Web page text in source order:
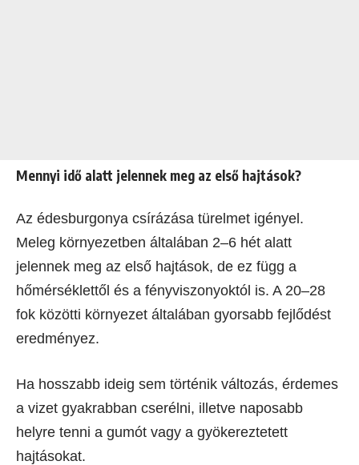
Mennyi idő alatt jelennek meg az első hajtások?
Az édesburgonya csírázása türelmet igényel.
Meleg környezetben általában 2–6 hét alatt
jelennek meg az első hajtások, de ez függ a
hőmérséklettől és a fényviszonyoktól is. A 20–28
fok közötti környezet általában gyorsabb fejlődést
eredményez.
Ha hosszabb ideig sem történik változás, érdemes
a vizet gyakrabban cserélni, illetve naposabb
helyre tenni a gumót vagy a gyökereztetett
hajtásokat.